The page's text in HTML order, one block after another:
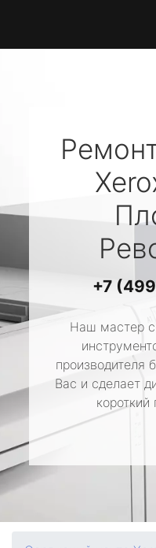
+7
Наш мастер
производителя
Вас и сделает